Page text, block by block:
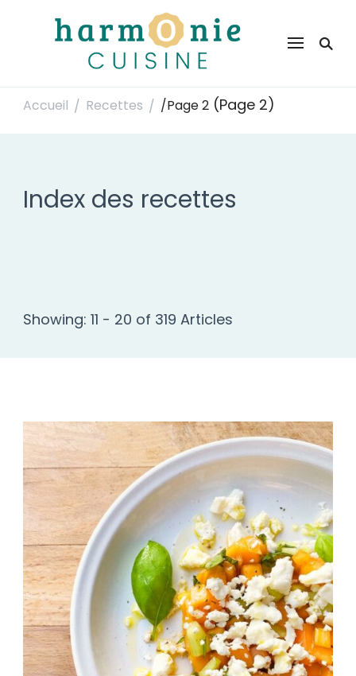
Harmonie Cuisine
Accueil / Recettes / /Page 2 (Page 2)
Index des recettes
Showing: 11 - 20 of 319 Articles